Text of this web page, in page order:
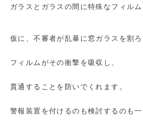
ガラスとガラスの間に特殊なフィルム
仮に、不審者が乱暴に窓ガラスを割
フィルムがその衝撃を吸収し、
貫通することを防いでくれます。
警報装置を付けるのも検討するのも一